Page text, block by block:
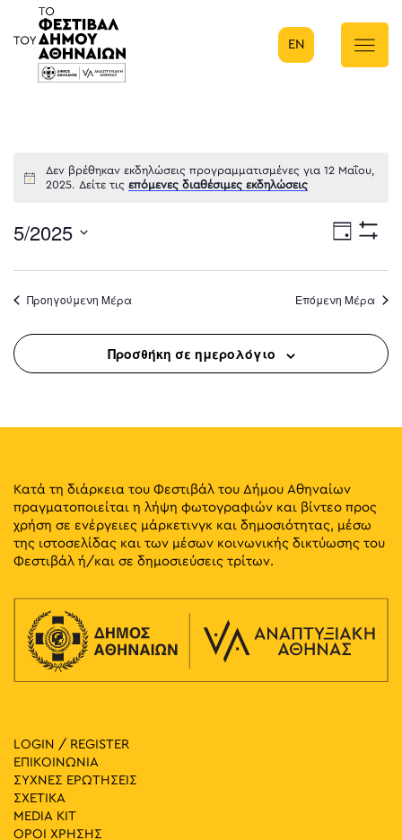
Κύρια πλοήγηση
EN
Δεν βρέθηκαν εκδηλώσεις προγραμματισμένες για 12 Μαΐου,
2025. Δείτε τιςεπόμενες διαθέσιμες εκδηλώσεις
Ημέρα
5/2025
date.
Προηγούμενη Μέρα Επόμενη Μέρα
Προσθήκη σε ημερολόγιο
Κατά τη διάρκεια του Φεστιβάλ του Δήμου Αθηναίων
πραγματοποιείται η λήψη φωτογραφιών και βίντεο προς
χρήση σε ενέργειες μάρκετινγκ και δημοσιότητας, μέσω
της ιστοσελίδας και των μέσων κοινωνικής δικτύωσης του
Φεστιβάλ ή/και σε δημοσιεύσεις τρίτων.
LOGIN / REGISTER
ΕΠΙΚΟΙΝΩΝΙΑ
ΣΥΧΝΕΣ ΕΡΩΤΗΣΕΙΣ
ΣΧΕΤΙΚΑ
MEDIA ΚIT
ΟΡΟΙ ΧΡΗΣΗΣ